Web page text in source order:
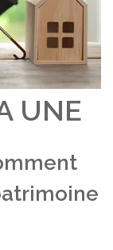
UNE